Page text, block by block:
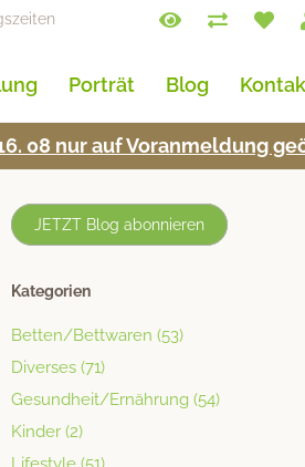
Porträt Blog
08 nur auf Voran­mel­dung
JETZT Blog abonnieren
Kategorien
Betten/Bettwaren (53)
Diverses (71)
Gesundheit/Ernährung (54)
Kinder (2)